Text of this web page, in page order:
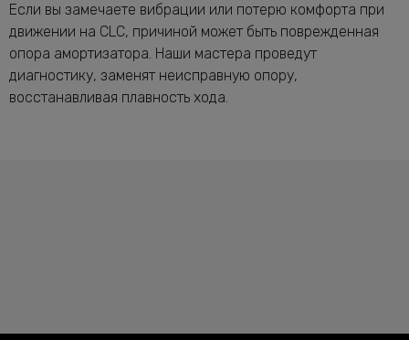
Если вы замечаете вибрации или потерю комфорта при
движении на CLC, причиной может быть поврежденная
опора амортизатора. Наши мастера проведут
диагностику, заменят неисправную опору,
восстанавливая плавность хода.